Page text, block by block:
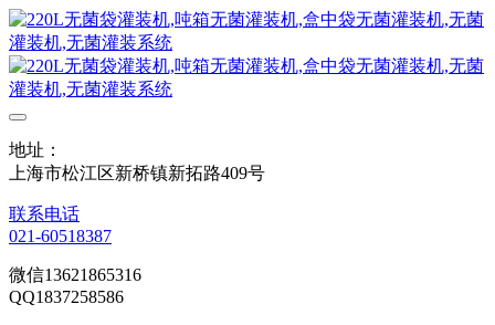
地址：
上海市松江区新桥镇新拓路409号
联系电话
021-60518387
微信13621865316
QQ1837258586